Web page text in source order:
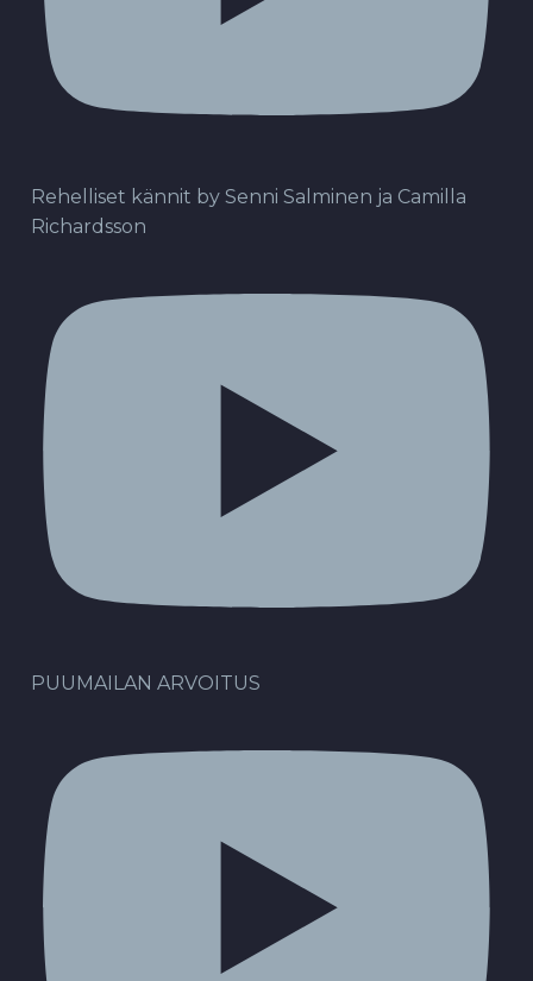
Rehelliset kännit by Senni Salminen ja Camilla
Richardsson
PUUMAILAN ARVOITUS